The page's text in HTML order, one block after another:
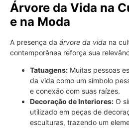
Árvore da Vida na
e na Moda
A presença da árvore da vida na
contemporânea reforça sua
Tatuagens: Muitas pessoas
da vida como um símbolo
e conexão com suas raízes.
Decoração de Interiores: O
utilizado em peças de
esculturas, trazendo um